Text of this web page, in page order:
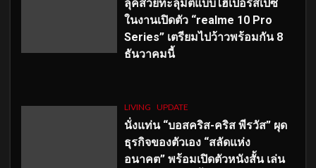
ลุคสวยทะลุมิติแบบไฮเปอร์สเปซ
ในงานเปิดตัว “realme 10 Pro
Series” เตรียมไปว้าวพร้อมกัน 8
ธันวาคมนี้
LIVING UPDATE
นั่งแท่น “บอสคริส-คริส พีรวัส” ผุด
ธุรกิจของตัวเอง “สลัดแห่ง
อนาคต” พร้อมเปิดตัวหนังสั้น เล่น